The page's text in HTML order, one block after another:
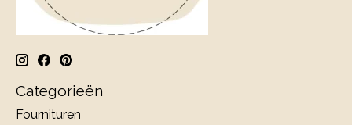
Categorieën
Fournituren